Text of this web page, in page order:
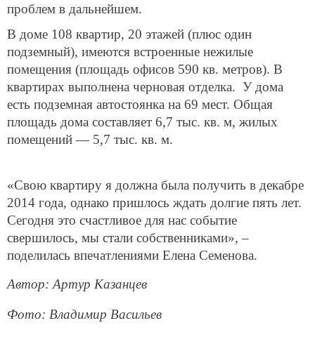
проблем в дальнейшем.
В доме 108 квартир, 20 этажей (плюс один
подземный), имеются встроенные нежилые
помещения (площадь офисов 590 кв. метров). В
квартирах выполнена черновая отделка. У дома
есть подземная автостоянка на 69 мест. Общая
площадь дома составляет 6,7 тыс. кв. м, жилых
помещений — 5,7 тыс. кв. м.
«Свою квартиру я должна была получить в декабре
2014 года, однако пришлось ждать долгие пять лет.
Сегодня это счастливое для нас событие
свершилось, мы стали собственниками», –
поделилась впечатлениями Елена Семенова.
Автор: Артур Казанцев
Фото: Владимир Васильев